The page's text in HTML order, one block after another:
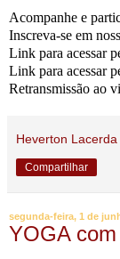
Acompanhe e
Inscreva-se em
Link para acessar
Link para acessar
Retransmissão ao
Heverton Lacerda
Compartilhar
segunda-feira, 1 de
YOGA